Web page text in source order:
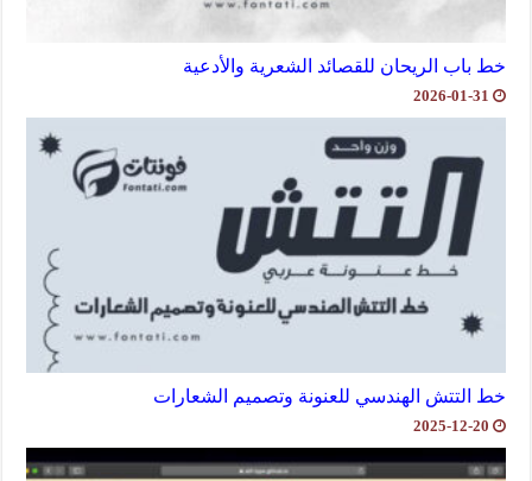
خط باب الريحان للقصائد الشعرية والأدعية
2026-01-31
خط التتش الهندسي للعنونة وتصميم الشعارات
2025-12-20